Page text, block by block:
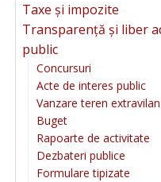
Taxe și impozite
Transparență și liber
public
Concursuri
Acte de interes public
Vanzare teren extravilan
Buget
Rapoarte de activitate
Dezbateri publice
Formulare tipizate